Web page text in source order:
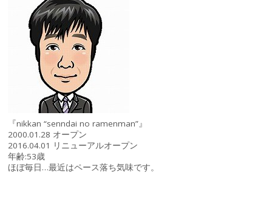
『nikkan “senndai no ramenman”』
2000.01.28 オープン
2016.04.01 リニューアルオープン
年齢:53歳
ほぼ毎日…最近はペース落ち気味です。